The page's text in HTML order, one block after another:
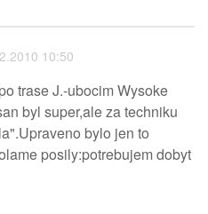
10:50
trase J.-ubocim Wysoke
byl super,ale za techniku
bylo jen to
posily:potrebujem dobyt